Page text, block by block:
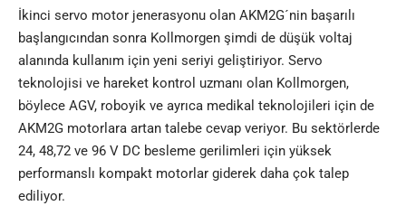
İkinci servo motor jenerasyonu olan AKM2G´nin başarılı
başlangıcından sonra Kollmorgen şimdi de düşük voltaj
alanında kullanım için yeni seriyi geliştiriyor. Servo
teknolojisi ve hareket kontrol uzmanı olan Kollmorgen,
böylece AGV, roboyik ve ayrıca medikal teknolojileri için de
AKM2G motorlara artan talebe cevap veriyor. Bu sektörlerde
24, 48,72 ve 96 V DC besleme gerilimleri için yüksek
performanslı kompakt motorlar giderek daha çok talep
ediliyor.